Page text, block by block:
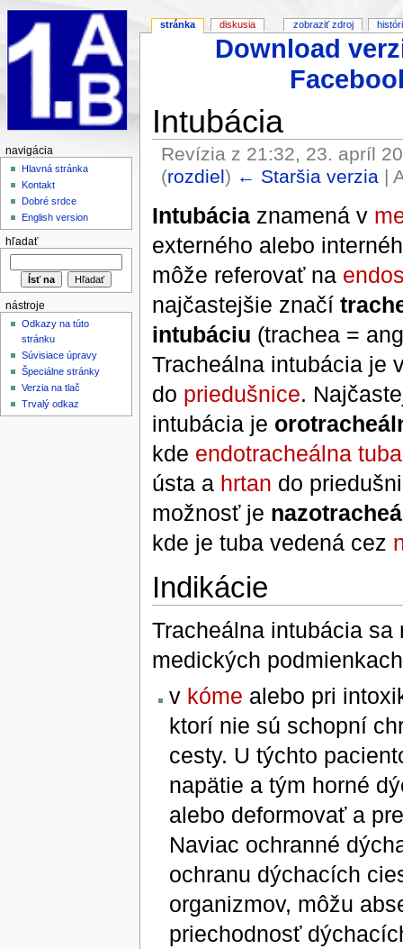
Download
Intubácia
Revízia z 21:32, 23. apríl
(rozdiel) ← Staršia verzia |
Intubáciaznamená v
externého alebo
môže referovať na
najčastejšie značí
intubáciu (trachea =
Tracheálna intubácia je
do priedušnice.
intubácia je
kde endotracheálna tuba
ústa a hrtan do
možnosť je
kde je tuba vedená cez
Indikácie
Tracheálna intubácia
medických
v kóme alebo pri
ktorí nie sú schopní
cesty. U týchto
napätie a tým horné
alebo deformovať a
Naviac ochranné
ochranu dýchacích
organizmov, môžu
priechodnosť
stránka diskusia zobraziť zdroj
navigácia
Hlavná stránka
Kontakt
Dobré srdce
English version
hľadať
nástroje
Odkazy na túto
stránku
Súvisiace úpravy
Špeciálne stránky
Verzia na tlač
Trvalý odkaz